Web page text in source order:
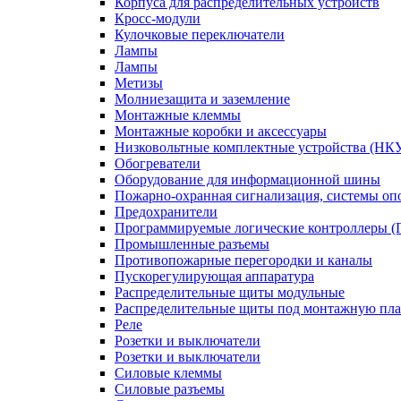
Кросс-модули
Кулочковые переключатели
Лампы
Лампы
Метизы
Молниезащита и заземление
Монтажные клеммы
Монтажные коробки и аксессуары
Низковольтные комплектные устройства
Обогреватели
Оборудование для информационной шины
Пожарно-охранная сигнализация, системы
Предохранители
Программируемые логические контроллеры
Промышленные разъемы
Противопожарные перегородки и каналы
Пускорегулирующая аппаратура
Распределительные щиты модульные
Распределительные щиты под монтажную
Реле
Розетки и выключатели
Розетки и выключатели
Силовые клеммы
Силовые разъемы